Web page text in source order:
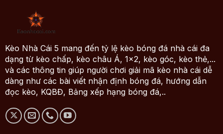
Kèo Nhà Cái 5 mang đến tỷ lệ kèo bóng đá nhà cái đa
dạng từ kèo chấp, kèo châu Á, 1x2, kèo góc, kèo thẻ,...
và các thông tin giúp người chơi giải mã kèo nhà cái dễ
dàng như các bài viết nhận định bóng đá, hướng dẫn
đọc kèo, KQBĐ, Bảng xếp hạng bóng đá,..